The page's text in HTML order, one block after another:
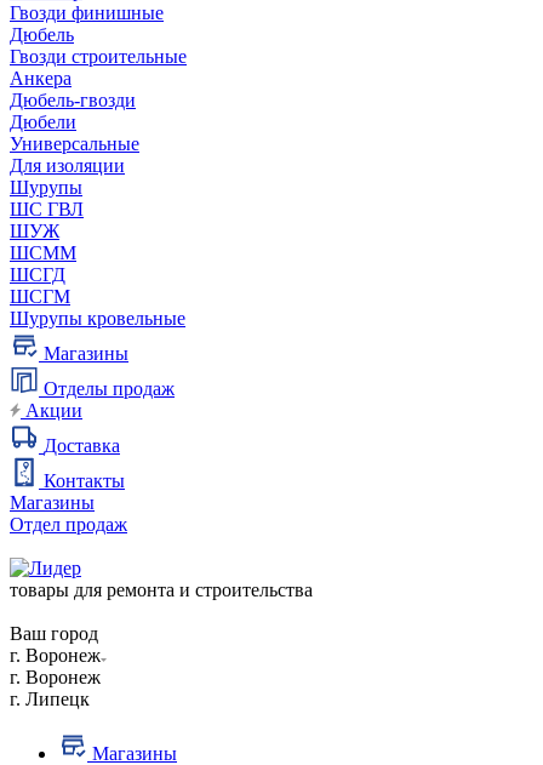
Гвозди финишные
Дюбель
Гвозди строительные
Анкера
Дюбель-гвозди
Дюбели
Универсальные
Для изоляции
Шурупы
ШС ГВЛ
ШУЖ
ШСММ
ШСГД
ШСГМ
Шурупы кровельные
Магазины
Отделы продаж
Акции
Доставка
Контакты
Магазины
Отдел продаж
товары для ремонта и строительства
Ваш город
г. Воронеж
г. Воронеж
г. Липецк
Магазины